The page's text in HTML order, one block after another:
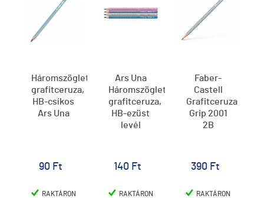
Háromszögletű
grafitceruza,
HB-csíkos
Ars Una
90 Ft
RAKTÁRON
Ars Una
Háromszögletű
grafitceruza,
HB-ezüst
levél
140 Ft
RAKTÁRON
Faber-
Castell
Grafitceruza
Grip 2001
2B
390 Ft
RAKTÁRON